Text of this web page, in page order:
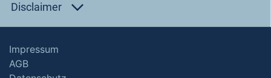
Disclaimer
Impressum
AGB